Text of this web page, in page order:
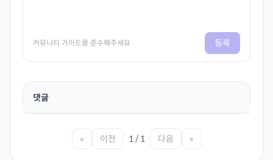
커뮤니티 가이드를 준수해주세요 등록
댓글
« 이전 1 / 1 다음 »